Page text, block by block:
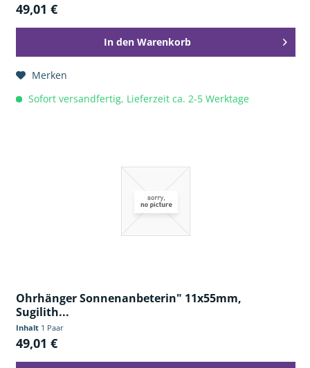
49,01 €
In den Warenkorb
Merken
Sofort versandfertig, Lieferzeit ca. 2-5 Werktage
Ohrhänger Sonnenanbeterin" 11x55mm,
Sugilith...
Inhalt 1 Paar
49,01 €